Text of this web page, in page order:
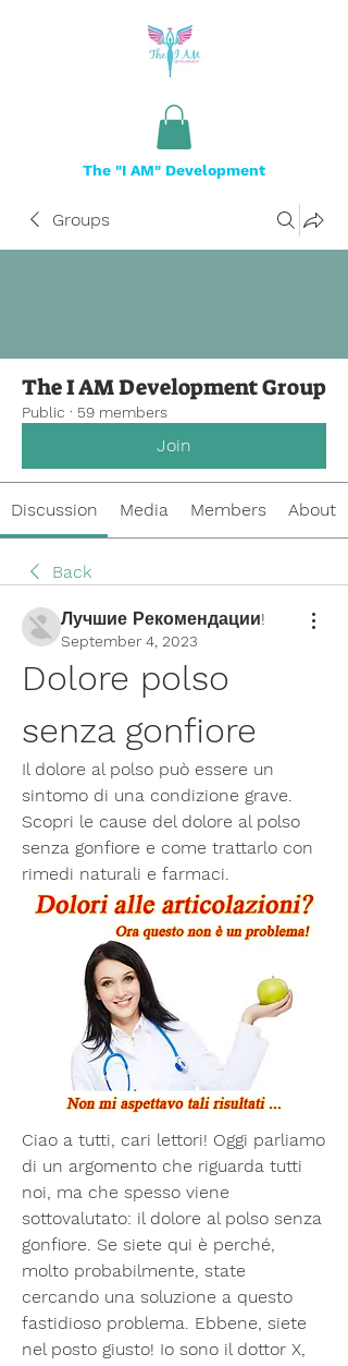
The "I AM" Development
Groups
The I AM Development Group
Public · 59 members
Join
Discussion Media Members About
Back
Лучшие Рекомендации!
September 4, 2023
Dolore polso
senza gonfiore
Il dolore al polso può essere un
sintomo di una condizione grave.
Scopri le cause del dolore al polso
senza gonfiore e come trattarlo con
rimedi naturali e farmaci.
Ciao a tutti, cari lettori! Oggi parliamo
di un argomento che riguarda tutti
noi, ma che spesso viene
sottovalutato: il dolore al polso senza
gonfiore. Se siete qui è perché,
molto probabilmente, state
cercando una soluzione a questo
fastidioso problema. Ebbene, siete
nel posto giusto! Io sono il dottor X,